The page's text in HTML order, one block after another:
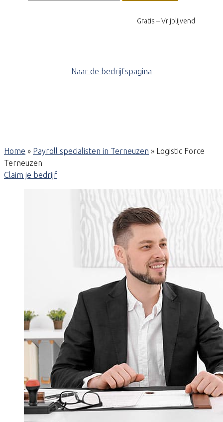
Gratis – Vrijblijvend
Naar de bedrijfspagina
Home » Payroll specialisten in Terneuzen » Logistic Force
Terneuzen
Claim je bedrijf